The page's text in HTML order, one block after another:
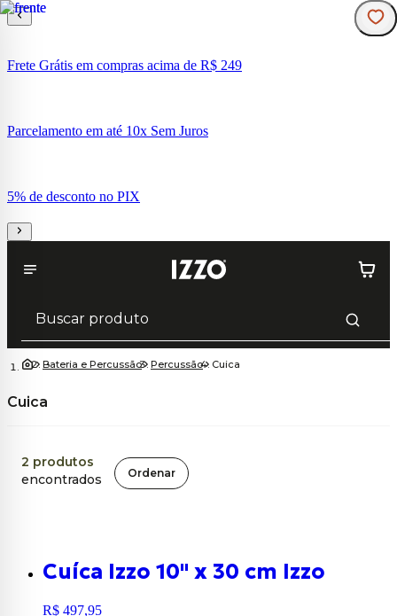
Frete Grátis em compras acima de R$ 249
Parcelamento em até 10x Sem Juros
5% de desconto no PIX
Bateria e Percussão Percussão Cuica
Cuica
2 produtos
encontrados
Ordenar
Cuíca Izzo 10" x 30 cm Izzo
R$ 497,95